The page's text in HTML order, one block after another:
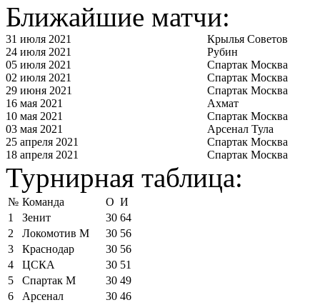
Ближайшие матчи:
31 июля 2021
Крылья Советов
24 июля 2021
Рубин
05 июля 2021
Спартак Москва
02 июля 2021
Спартак Москва
29 июня 2021
Спартак Москва
16 мая 2021
Ахмат
10 мая 2021
Спартак Москва
03 мая 2021
Арсенал Тула
25 апреля 2021
Спартак Москва
18 апреля 2021
Спартак Москва
Турнирная таблица:
№ Команда О И
1
Зенит 30 64
2
Локомотив М 30 56
3
Краснодар 30 56
4
ЦСКА 30 51
5
Спартак М 30 49
6
Арсенал 30 46